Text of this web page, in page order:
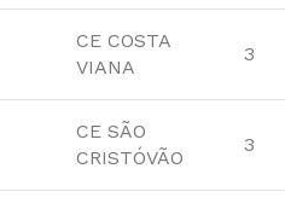
CE COSTA
VIANA
3
CE SÃO
CRISTÓVÃO
3